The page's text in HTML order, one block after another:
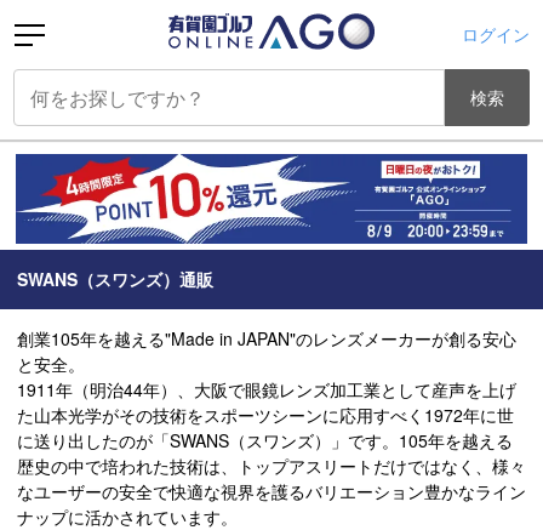
ログイン
検索
SWANS（スワンズ）通販
創業105年を越える"Made in JAPAN"のレンズメーカーが創る安心
と安全。
1911年（明治44年）、大阪で眼鏡レンズ加工業として産声を上げ
た山本光学がその技術をスポーツシーンに応用すべく1972年に世
に送り出したのが「SWANS（スワンズ）」です。105年を越える
歴史の中で培われた技術は、トップアスリートだけではなく、様々
なユーザーの安全で快適な視界を護るバリエーション豊かなライン
ナップに活かされています。